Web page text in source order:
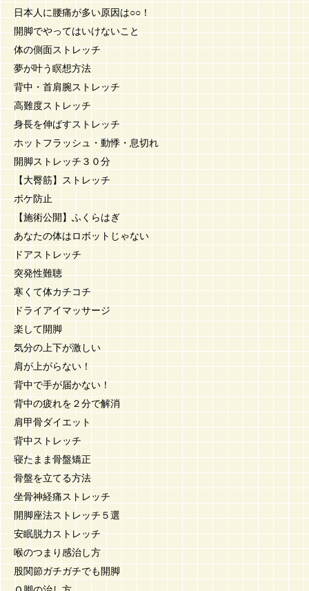
日本人に腰痛が多い原因は○○！
開脚でやってはいけないこと
体の側面ストレッチ
夢が叶う瞑想方法
背中・首肩腕ストレッチ
高難度ストレッチ
身長を伸ばすストレッチ
ホットフラッシュ・動悸・息切れ
開脚ストレッチ３０分
【大臀筋】ストレッチ
ボケ防止
【施術公開】ふくらはぎ
あなたの体はロボットじゃない
ドアストレッチ
突発性難聴
寒くて体カチコチ
ドライアイマッサージ
楽して開脚
気分の上下が激しい
肩が上がらない！
背中で手が届かない！
背中の疲れを２分で解消
肩甲骨ダイエット
背中ストレッチ
寝たまま骨盤矯正
骨盤を立てる方法
坐骨神経痛ストレッチ
開脚座法ストレッチ５選
安眠脱力ストレッチ
喉のつまり感治し方
股関節ガチガチでも開脚